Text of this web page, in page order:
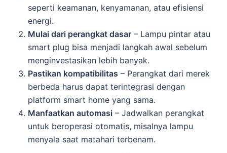
seperti keamanan, kenyamanan, atau efisiensi
energi.
Mulai dari perangkat dasar – Lampu pintar atau
smart plug bisa menjadi langkah awal sebelum
menginvestasikan lebih banyak.
Pastikan kompatibilitas – Perangkat dari merek
berbeda harus dapat terintegrasi dengan
platform smart home yang sama.
Manfaatkan automasi – Jadwalkan perangkat
untuk beroperasi otomatis, misalnya lampu
menyala saat matahari terbenam.